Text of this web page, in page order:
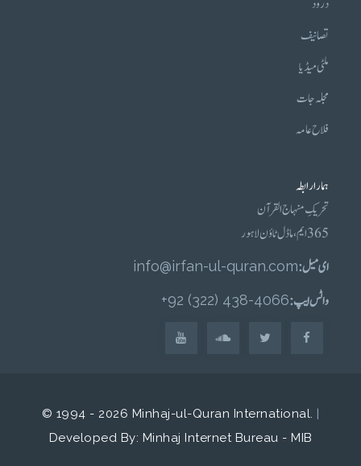
درود
تصانیف
ملٹی میڈیا
مجلہ جات
فلاح عامہ
ہمارا رابطہ
تحریکِ منہاج القرآن
365 ایم، ماڈل ٹاؤن لاہور
ای میل :info@irfan-ul-quran.com
واٹس ایپ :4066-438 (322) 92+
© 1994 - 2026 Minhaj-ul-Quran International.
|
Developed By: Minhaj Internet Bureau - MIB